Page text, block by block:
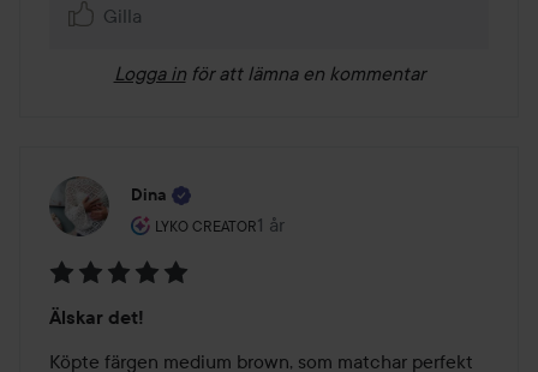
Gilla
Logga in för att lämna en kommentar
Dina
LYKO CREATOR
Användarens roll: Lyko Creator.
1 år
Inlägget skapades 1 år
5
av
Älskar det!
Köpte färgen medium brown, som matchar perfekt